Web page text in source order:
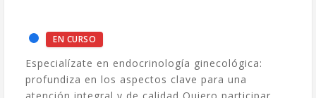
EN CURSO
Especialízate en endocrinología ginecológica:
profundiza en los aspectos clave para una